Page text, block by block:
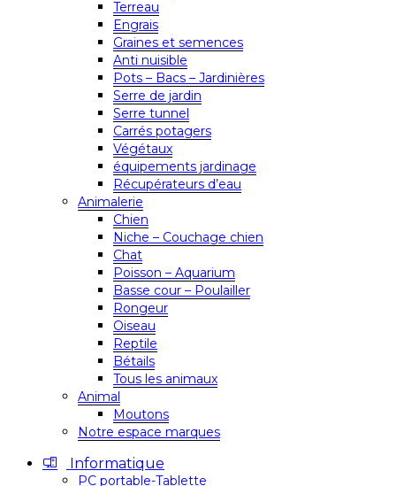
Terreau
Engrais
Graines et semences
Anti nuisible
Pots – Bacs – Jardinières
Serre de jardin
Serre tunnel
Carrés potagers
Végétaux
équipements jardinage
Récupérateurs d’eau
Animalerie
Chien
Niche – Couchage chien
Chat
Poisson – Aquarium
Basse cour – Poulailler
Rongeur
Oiseau
Reptile
Bétails
Tous les animaux
Animal
Moutons
Notre espace marques
Informatique
PC portable-Tablette